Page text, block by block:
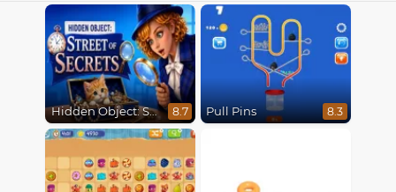
Hidden Object: Street Of Secrets 8.7 Pull Pins 8.3